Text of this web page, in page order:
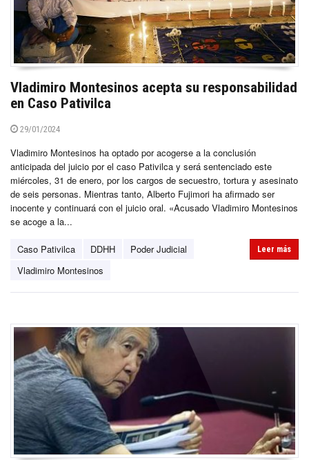
Vladimiro Montesinos acepta su responsabilidad
en Caso Pativilca
29/01/2024
Vladimiro Montesinos ha optado por acogerse a la conclusión
anticipada del juicio por el caso Pativilca y será sentenciado este
miércoles, 31 de enero, por los cargos de secuestro, tortura y asesinato
de seis personas. Mientras tanto, Alberto Fujimori ha afirmado ser
inocente y continuará con el juicio oral. «Acusado Vladimiro Montesinos
se acoge a la...
Caso Pativilca DDHH
Poder Judicial
Vladimiro Montesinos
Leer más